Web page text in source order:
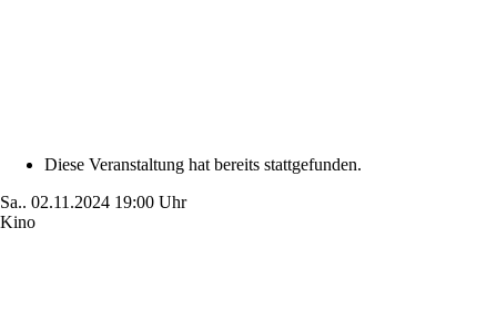
Diese Veranstaltung hat bereits stattgefunden.
Sa.. 02.11.2024 19:00 Uhr
Kino